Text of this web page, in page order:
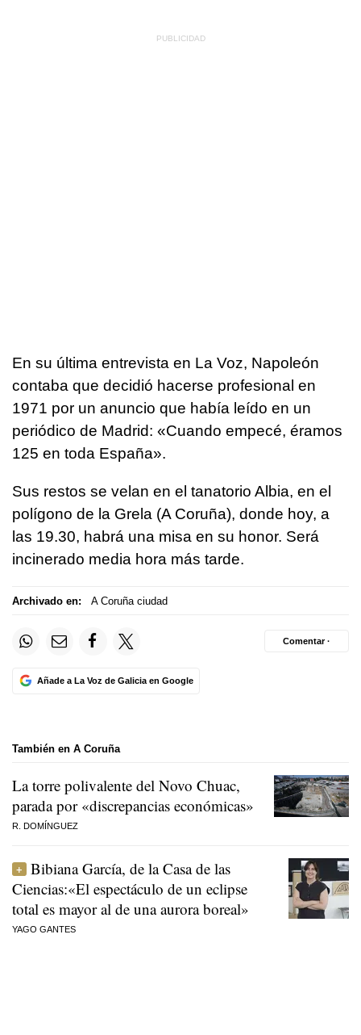
En su última entrevista en La Voz, Napoleón
contaba que decidió hacerse profesional en
1971 por un anuncio que había leído en un
periódico de Madrid: «Cuando empecé, éramos
125 en toda España».
Sus restos se velan en el tanatorio Albia, en el
polígono de la Grela (A Coruña), donde hoy, a
las 19.30, habrá una misa en su honor. Será
incinerado media hora más tarde.
Archivado en: A Coruña ciudad
Añade a La Voz de Galicia en Google
Comentar ·
También en A Coruña
La torre polivalente del Novo Chuac,
parada por «discrepancias económicas»
R. DOMÍNGUEZ
Bibiana García, de la Casa de las
Ciencias:«El espectáculo de un eclipse
total es mayor al de una aurora boreal»
YAGO GANTES